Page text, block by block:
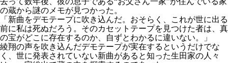
の蔵から謎のメモが見つかった。
「新曲をデモテープに吹き込んだ。おそらく、これが世に出る
前に私は死ぬだろう。そのカセットテープを見つけた者は、真
の宝がどこに存在するのか、自ずとわかるに違いない。」
綾翔の声を吹き込んだデモテープが実在するというだけでな
く、世に発表されていない新曲があると知った生田家の人々